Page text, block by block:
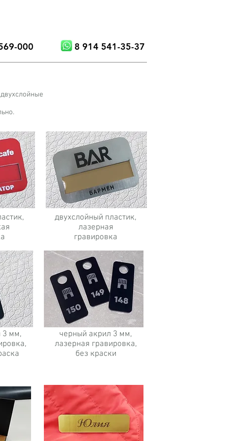
000 8 914 541-35-37
3 мм,
двухслойный пластик,
лазерная
гравировка
черный акрил 3 мм,
лазерная гравировка,
без краски